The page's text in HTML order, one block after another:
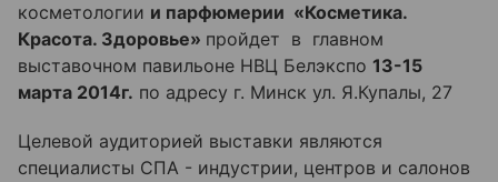
косметологии и парфюмерии «Косметика.
Красота. Здоровье» пройдет в главном
выставочном павильоне НВЦ Белэкспо 13-15
марта 2014г. по адресу г. Минск ул. Я.Купалы, 27
Целевой аудиторией выставки являются
специалисты СПА - индустрии, центров и салонов